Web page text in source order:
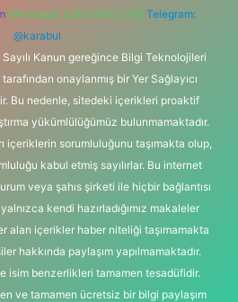
Whatsapp: 0262 606 0 726 Telegram:
@karabul
Kanun gereğince Bilgi Teknolojileri
onaylanmış bir Yer Sağlayıcı
Bu nedenle, sitedeki içerikleri proaktif
yükümlülüğümüz bulunmamaktadır.
içeriklerin sorumluluğunu taşımakta olup,
kabul etmiş sayılırlar. Bu internet
veya şahıs şirketi ile hiçbir bağlantısı
kendi hazırladığımız makaleler
alan içerikler haber niteliği taşımamakta
hakkında paylaşım yapılmamaktadır.
isim benzerlikleri tamamen tesadüfidir.
ve tamamen ücretsiz bir bilgi paylaşım